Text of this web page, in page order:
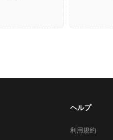
ヘルプ
利用規約